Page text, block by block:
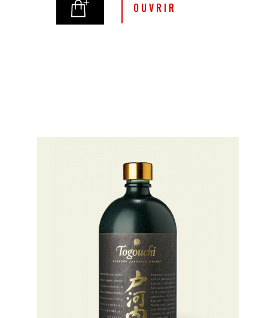
OUVRIR